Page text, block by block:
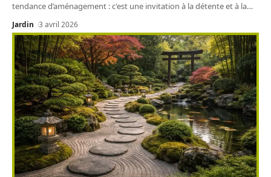
tendance d’aménagement : c'est une invitation à la détente et à la…
Jardin 3 avril 2026